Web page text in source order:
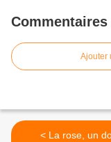
Commentaires
Ajouter
< La rose, un doux